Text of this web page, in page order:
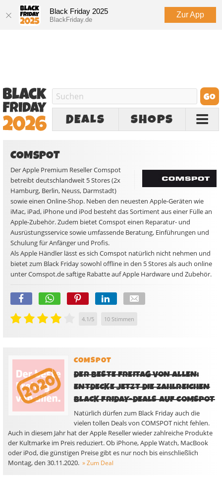
Black Friday 2025
BlackFriday.de
Zur App
DEALS SHOPS
COMSPOT
Der Apple Premium Reseller Comspot
betreibt deutschlandweit 5 Stores (2x
Hamburg, Berlin, Neuss, Darmstadt)
sowie einen Online-Shop. Neben den neuesten Apple-Geräten wie
iMac, iPad, iPhone und iPod besteht das Sortiment aus einer Fülle an
Apple-Zubehör. Zudem bietet Comspot einen Reparatur- und
Ausrüstungsservice sowie umfassende Beratung, Einführungen und
Schulung für Anfänger und Profis.
Als Apple Händler lässt es sich Comspot natürlich nicht nehmen und
bietet zum Black Friday sowohl offline in den 5 Stores als auch online
unter Comspot.de saftige Rabatte auf Apple Hardware und Zubehör.
4.1/5 10 Stimmen
COMSPOT
DER BESTE FREITAG VON ALLEN:
ENTDECKE JETZT DIE ZAHLREICHEN
BLACK FRIDAY-DEALS AUF COMSPOT
Natürlich dürfen zum Black Friday auch die
vielen tollen Deals von COMSPOT nicht fehlen.
Auch in diesem Jahr hat der Apple Reseller wieder zahlreiche Produkte
der Kultmarke im Preis reduziert. Ob iPhone, Apple Watch, MacBook
oder iPod, die günstigen Preise gibt es nur noch bis einschließlich
Montag, den 30.11.2020. » Zum Deal